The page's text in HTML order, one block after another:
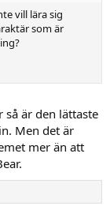
vill lära sig
som är
så är den lättaste
Men det är
mer än att